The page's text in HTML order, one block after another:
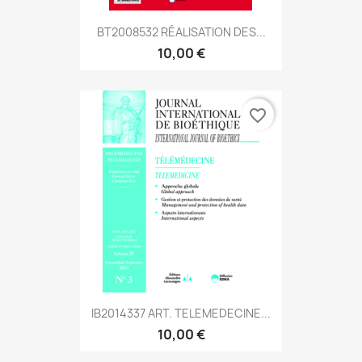
BT2008532 RÉALISATION DES...
10,00 €
IB2014337 ART. TELEMEDECINE...
10,00 €
favorite_border